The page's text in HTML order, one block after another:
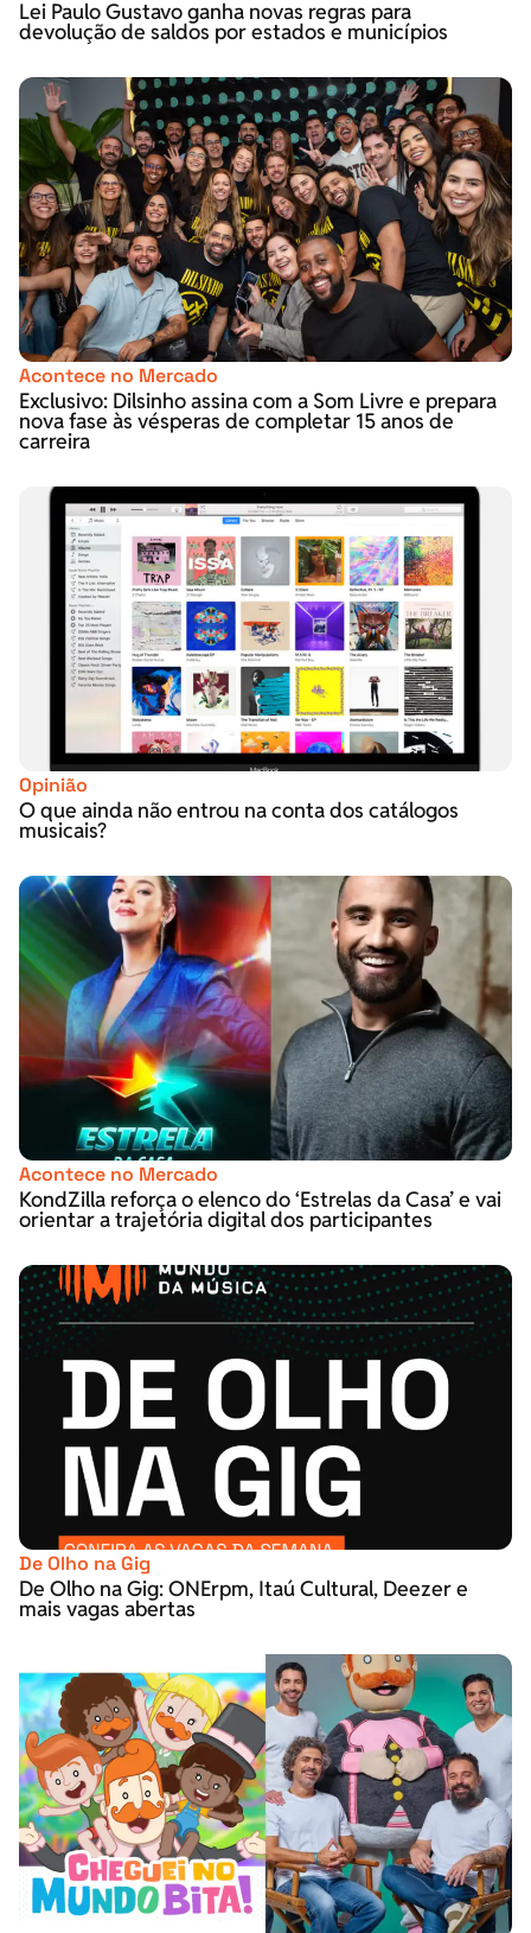
Lei Paulo Gustavo ganha novas regras para
devolução de saldos por estados e municípios
Acontece no Mercado
Exclusivo: Dilsinho assina com a Som Livre e prepara
nova fase às vésperas de completar 15 anos de
carreira
Opinião
O que ainda não entrou na conta dos catálogos
musicais?
Acontece no Mercado
KondZilla reforça o elenco do ‘Estrelas da Casa’ e vai
orientar a trajetória digital dos participantes
De Olho na Gig
De Olho na Gig: ONErpm, Itaú Cultural, Deezer e
mais vagas abertas